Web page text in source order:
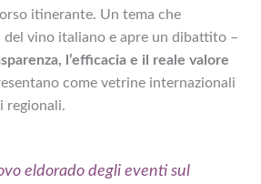
itinerante. Un tema che
vino italiano e apre un dibattito –
l’efficacia e il reale valore
come vetrine internazionali
regionali.
eldorado degli eventi sul